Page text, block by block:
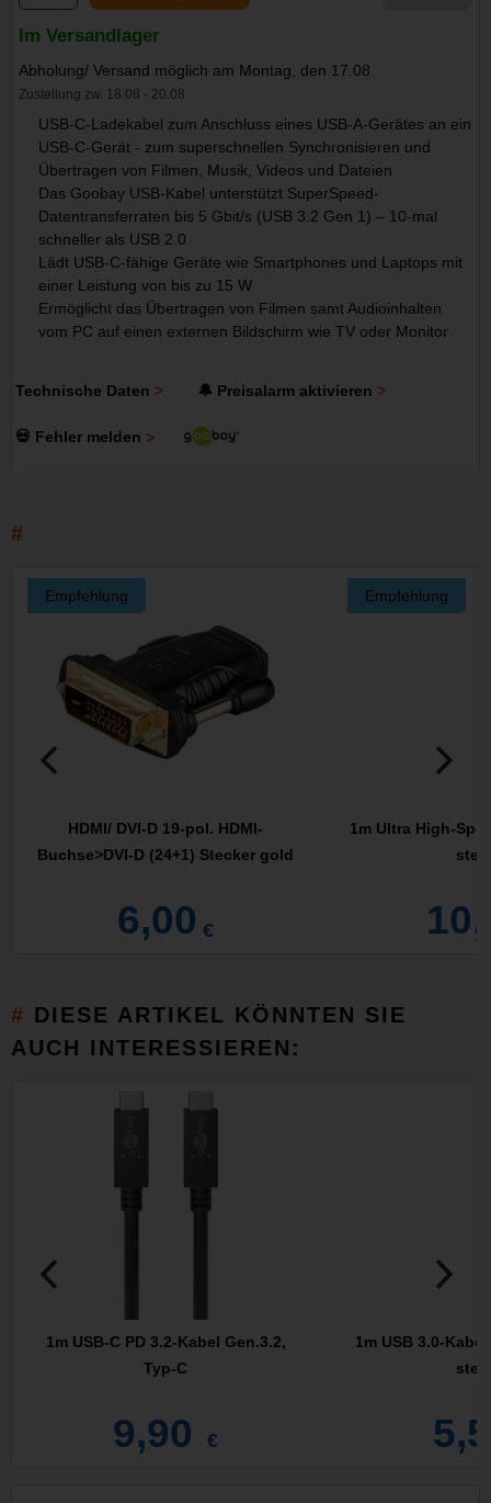
Im Versandlager
Abholung/ Versand möglich am Montag, den 17.08
Zustellung zw. 18.08 - 20.08
USB-C-Ladekabel zum Anschluss eines USB-A-Gerätes an ein
USB-C-Gerät - zum superschnellen Synchronisieren und
Übertragen von Filmen, Musik, Videos und Dateien
Das Goobay USB-Kabel unterstützt SuperSpeed-
Datentransferraten bis 5 Gbit/s (USB 3.2 Gen 1) – 10-mal
schneller als USB 2.0
Lädt USB-C-fähige Geräte wie Smartphones und Laptops mit
einer Leistung von bis zu 15 W
Ermöglicht das Übertragen von Filmen samt Audioinhalten
vom PC auf einen externen Bildschirm wie TV oder Monitor
Technische Daten 🔔 Preisalarm aktivieren
💀 Fehler melden
Empfehlung
HDMI/ DVI-D 19-pol. HDMI-
Buchse>DVI-D (24+1) Stecker gold
6,00 €
Empfehlung
1m Ultra High-
DIESE ARTIKEL KÖNNTEN SIE
AUCH INTERESSIEREN:
1m USB-C PD 3.2-Kabel Gen.3.2,
Typ-C
9,90 €
1m USB 3.0-